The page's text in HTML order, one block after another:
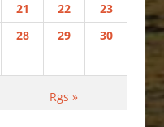
21 22
23
28 29
30
Rgs »